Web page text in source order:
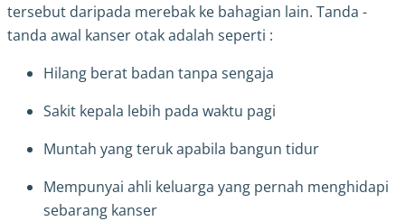
tersebut daripada merebak ke bahagian lain. Tanda -
tanda awal kanser otak adalah seperti :
Hilang berat badan tanpa sengaja
Sakit kepala lebih pada waktu pagi
Muntah yang teruk apabila bangun tidur
Mempunyai ahli keluarga yang pernah menghidapi
sebarang kanser